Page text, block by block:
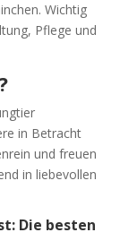
Wichtig
Pflege und
in Betracht
und freuen
in liebevollen
Die besten